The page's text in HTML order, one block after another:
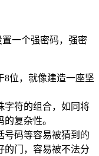
一个强密码，强密
8位，就像建造一座坚
字符的组合，如同将
复杂性。
号码等容易被猜到的
的门，容易被不法分